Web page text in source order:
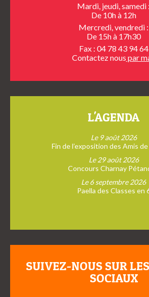
Mardi, jeudi, samedi :
De 10h à 12h
Mercredi, vendredi :
De 15h à 17h30
Fax : 04 78 43 94 64
Contactez nous par
L'AGENDA
Le 9 août 2026
Fin de l’exposition des Amis
Le 29 août 2026
Concours Charnay
Le 6 septembre 2026
Paella des Classes en
SUIVEZ-NOUS SUR
SOCIAUX